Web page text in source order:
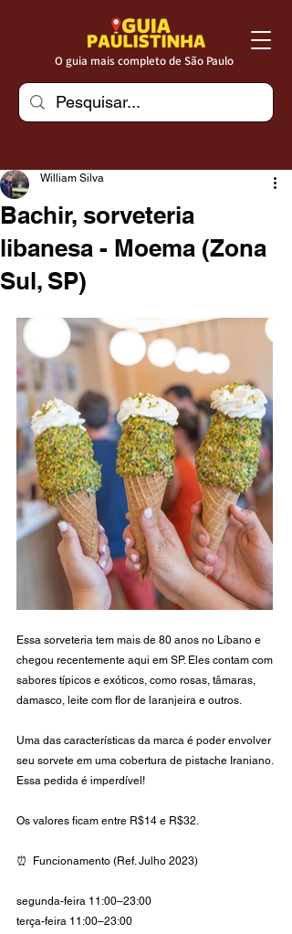
O guia mais completo de São Paulo
Bachir, sorveteria
libanesa - Moema (Zona
Sul, SP)
William Silva
Essa sorveteria tem mais de 80 anos no Líbano e
chegou recentemente aqui em SP. Eles contam com
sabores típicos e exóticos, como rosas, tâmaras,
damasco, leite com flor de laranjeira e outros.
Uma das características da marca é poder envolver
seu sorvete em uma cobertura de pistache Iraniano.
Essa pedida é imperdível!
Os valores ficam entre R$14 e R$32.
⏰  Funcionamento (Ref. Julho 2023)
segunda-feira 11:00–23:00
terça-feira 11:00–23:00